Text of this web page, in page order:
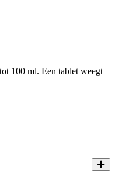
100 ml. Een tablet weegt